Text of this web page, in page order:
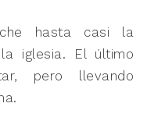
hasta casi la
iglesia. El último
pero llevando